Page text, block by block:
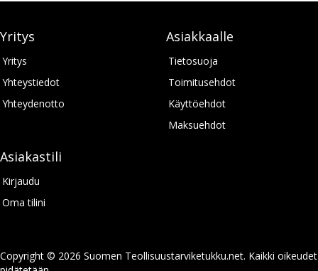
Yritys
Yritys
Yhteystiedot
Yhteydenotto
Asiakkaalle
Tietosuoja
Toimitusehdot
Käyttöehdot
Maksuehdot
Asiakastili
Kirjaudu
Oma tilini
Copyright © 2026 Suomen Teollisuustarviketukku.net. Kaikki oikeudet